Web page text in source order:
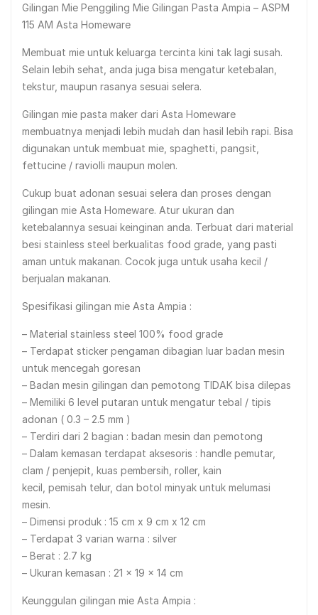
Gilingan Mie Penggiling Mie Gilingan Pasta Ampia – ASPM
115 AM Asta Homeware
Membuat mie untuk keluarga tercinta kini tak lagi susah.
Selain lebih sehat, anda juga bisa mengatur ketebalan,
tekstur, maupun rasanya sesuai selera.
Gilingan mie pasta maker dari Asta Homeware
membuatnya menjadi lebih mudah dan hasil lebih rapi. Bisa
digunakan untuk membuat mie, spaghetti, pangsit,
fettucine / raviolli maupun molen.
Cukup buat adonan sesuai selera dan proses dengan
gilingan mie Asta Homeware. Atur ukuran dan
ketebalannya sesuai keinginan anda. Terbuat dari material
besi stainless steel berkualitas food grade, yang pasti
aman untuk makanan. Cocok juga untuk usaha kecil /
berjualan makanan.
Spesifikasi gilingan mie Asta Ampia :
– Material stainless steel 100% food grade
– Terdapat sticker pengaman dibagian luar badan mesin
untuk mencegah goresan
– Badan mesin gilingan dan pemotong TIDAK bisa dilepas
– Memiliki 6 level putaran untuk mengatur tebal / tipis
adonan ( 0.3 – 2.5 mm )
– Terdiri dari 2 bagian : badan mesin dan pemotong
– Dalam kemasan terdapat aksesoris : handle pemutar,
clam / penjepit, kuas pembersih, roller, kain
kecil, pemisah telur, dan botol minyak untuk melumasi
mesin.
– Dimensi produk : 15 cm x 9 cm x 12 cm
– Terdapat 3 varian warna : silver
– Berat : 2.7 kg
– Ukuran kemasan : 21 x 19 x 14 cm
Keunggulan gilingan mie Asta Ampia :